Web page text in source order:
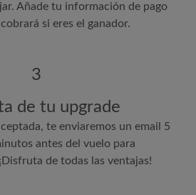
Añade tu información de pago
si eres el ganador.
3
de tu upgrade
te enviaremos un email 5
antes del vuelo para
de todas las ventajas!